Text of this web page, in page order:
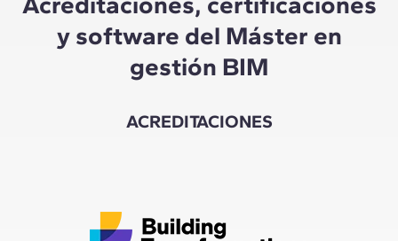
y software del Máster en
gestión BIM
ACREDITACIONES